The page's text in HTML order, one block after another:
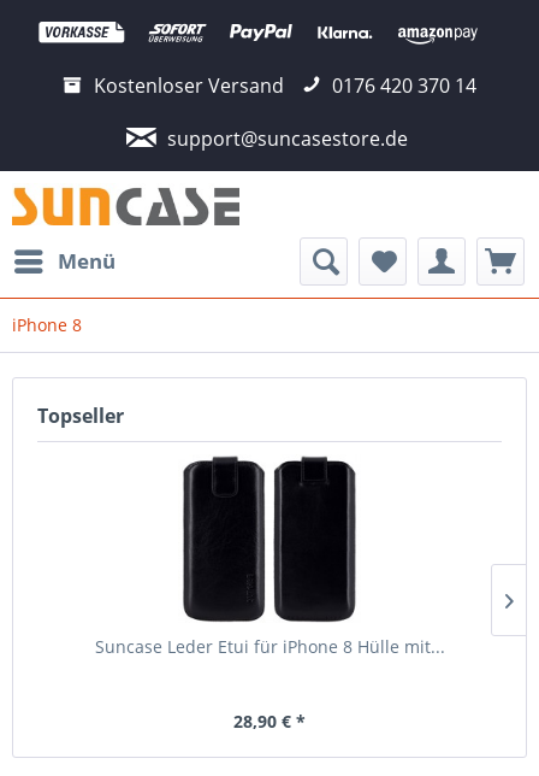
Kostenloser Versand
0176 420 370 14
support@suncasestore.de
Menü
iPhone 8
Topseller
Suncase Leder Etui für iPhone 8 Hülle mit...
28,90 € *